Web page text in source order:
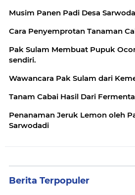
Musim Panen Padi Desa
Cara Penyemprotan Tanaman
Pak Sulam Membuat Pupuk
sendiri.
Wawancara Pak Sulam dari
Tanam Cabai Hasil Dari
Penanaman Jeruk Lemon oleh
Sarwodadi
Berita Terpopuler